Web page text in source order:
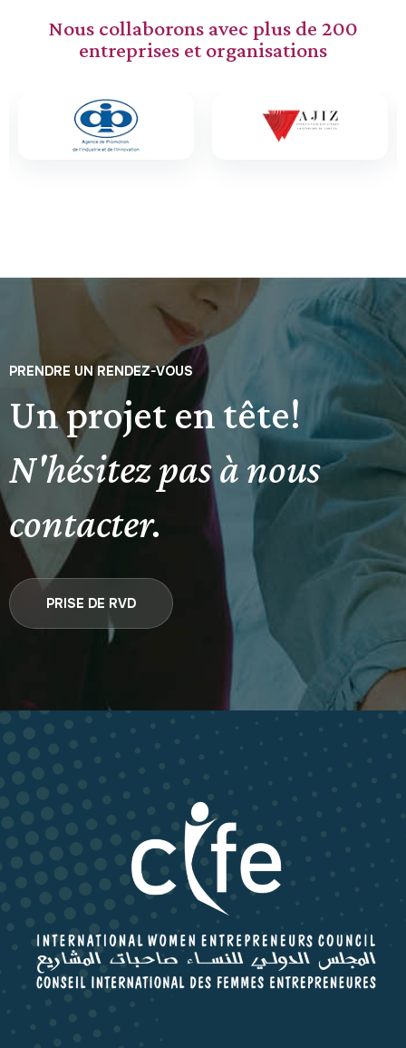
Nous collaborons avec plus de 200
entreprises et organisations
PRENDRE UN RENDEZ-VOUS
Un projet en tête!
N'hésitez pas à nous
contacter.
PRISE DE RVD